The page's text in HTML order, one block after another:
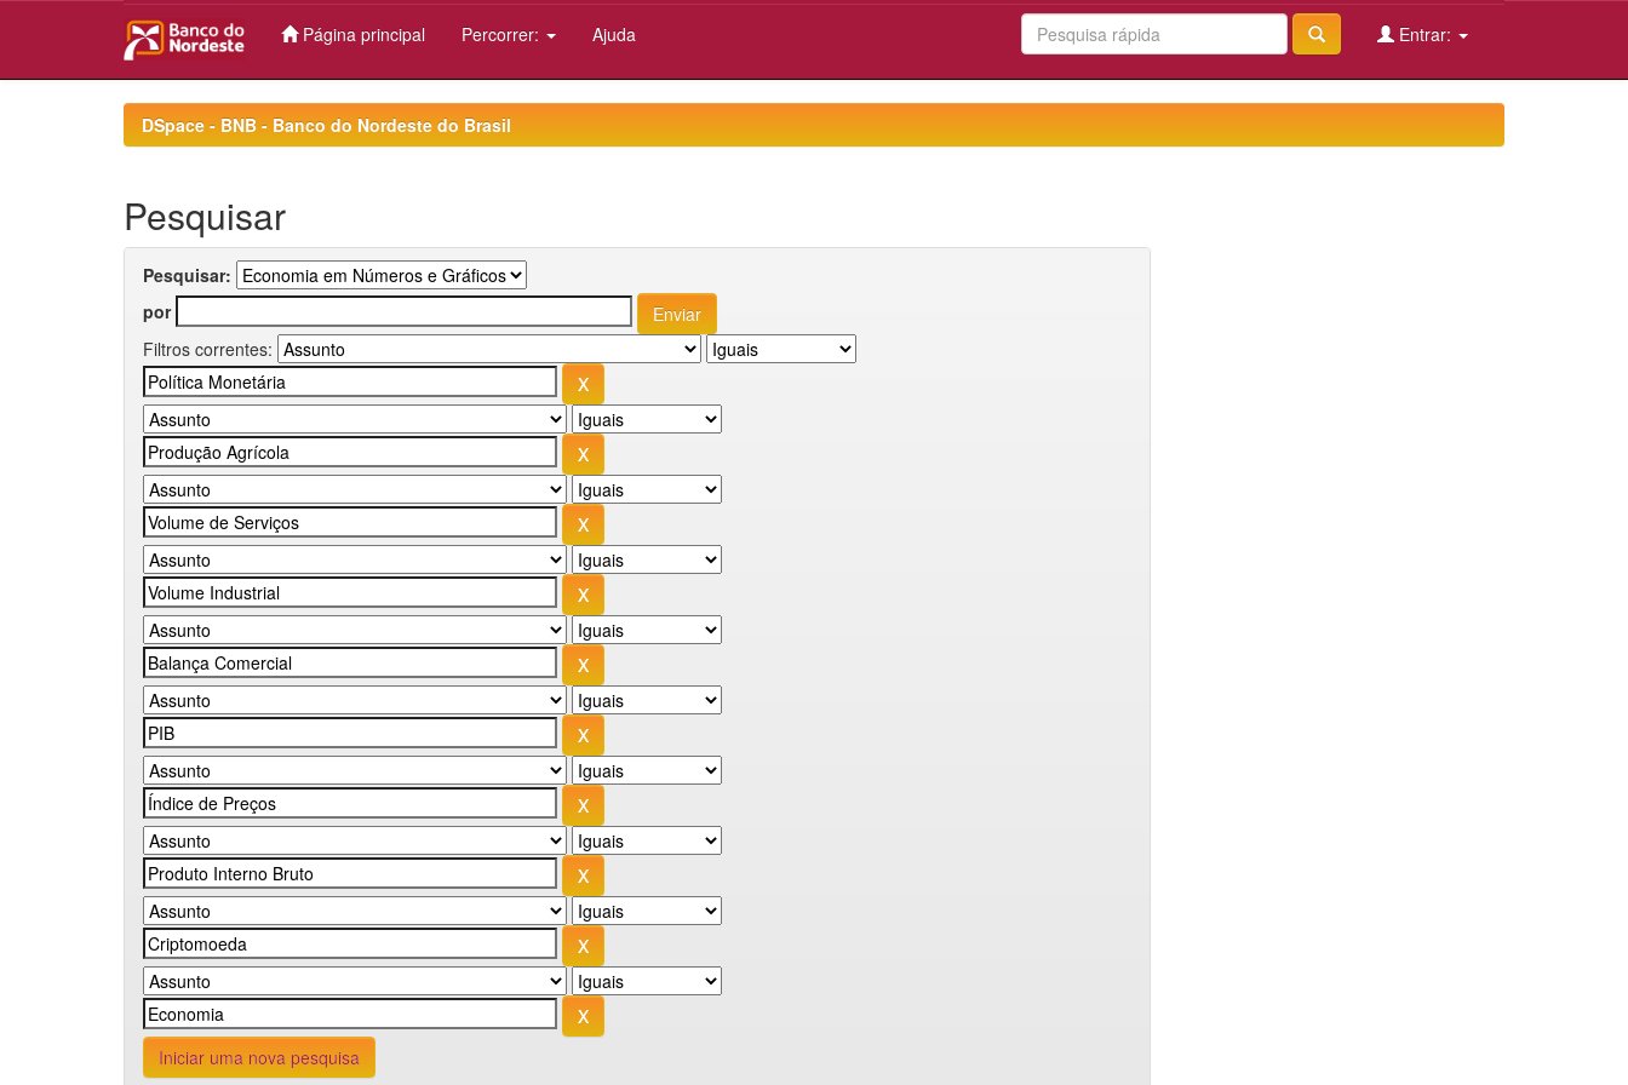
Página principal Percorrer: Ajuda Entrar:
DSpace - BNB - Banco do Nordeste do Brasil
Pesquisar
Pesquisar:
por
Filtros correntes:
Iniciar uma nova pesquisa